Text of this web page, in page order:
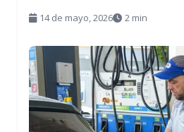
14 de mayo, 2026 2 min